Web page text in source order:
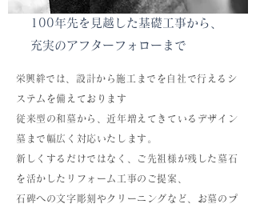
100年先を見越した基礎工事から、
充実のアフターフォローまで​
​栄興絆では、設計から施工までを自社で行えるシ
ステムを備えております
従来型の和墓から、近年増えてきているデザイン
墓まで幅広く対応いたします。
新しくするだけではなく、ご先祖様が残した墓石
を活かしたリフォーム工事のご提案、
石碑への文字彫刻やクリーニングなど、お墓のプ